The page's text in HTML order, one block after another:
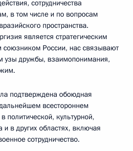
сотрудничества
в том числе и по вопросам
пространства.
является стратегическим
России, нас связывают
узы дружбы, взаимопонимания,
подтверждена обоюдная
всестороннем
политической, культурной,
и в других областях, включая
сотрудничество.